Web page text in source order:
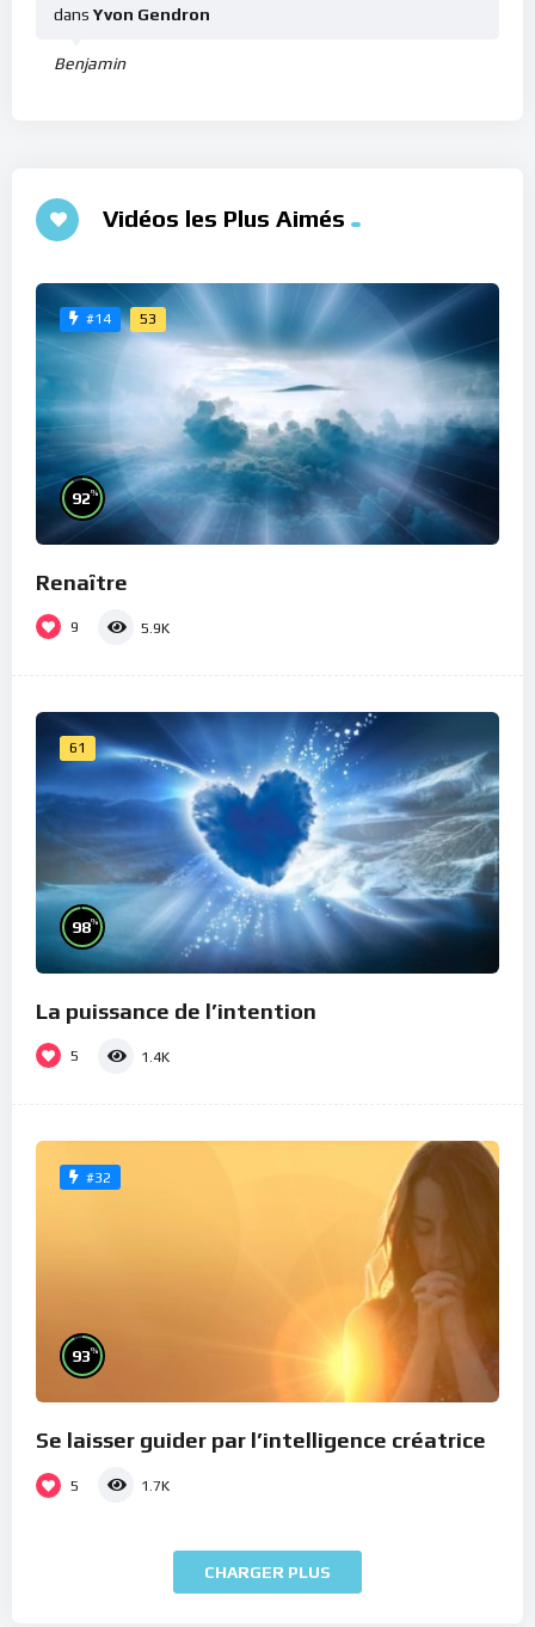
Benjamin
dans Yvon Gendron
Vidéos les Plus Aimés
#14 53
92%
Renaître
9 5.9K
61
98%
La puissance de l’intention
5 1.4K
#32
93%
Se laisser guider par l’intelligence créatrice
5 1.7K
CHARGER PLUS